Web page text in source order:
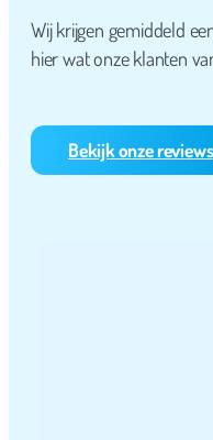
Wij krijgen gemiddeld
hier wat onze klanten
Bekijk onze reviews